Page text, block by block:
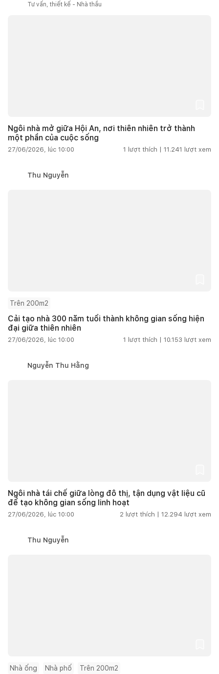
Tư vấn, thiết kế - Nhà thầu
Ngôi nhà mở giữa Hội An, nơi thiên nhiên trở thành
một phần của cuộc sống
27/06/2026, lúc 10:00 1 lượt thích | 11.241 lượt xem
Thu Nguyễn
Trên 200m2
Cải tạo nhà 300 năm tuổi thành không gian sống hiện
đại giữa thiên nhiên
27/06/2026, lúc 10:00 1 lượt thích | 10.153 lượt xem
Nguyễn Thu Hằng
Ngôi nhà tái chế giữa lòng đô thị, tận dụng vật liệu cũ
để tạo không gian sống linh hoạt
27/06/2026, lúc 10:00 2 lượt thích | 12.294 lượt xem
Thu Nguyễn
Nhà ống Nhà phố Trên 200m2